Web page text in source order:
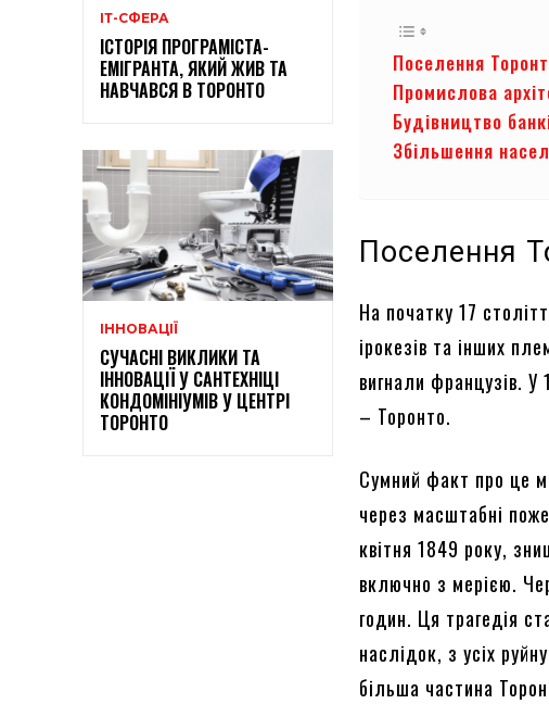
ІТ-СФЕРА
ІСТОРІЯ ПРОГРАМІСТА-
ЕМІГРАНТА, ЯКИЙ ЖИВ ТА
НАВЧАВСЯ В ТОРОНТО
ІННОВАЦІЇ
СУЧАСНІ ВИКЛИКИ ТА
ІННОВАЦІЇ У САНТЕХНІЦІ
КОНДОМІНІУМІВ У ЦЕНТРІ
ТОРОНТО
Поселення
Промислова
Будівництво
Збільшення
Поселення
На початку 17
ірокезів та інших
вигнали французів.
– Торонто.
Сумний факт про це
через масштабні
квітня 1849 року,
включно з мерією.
годин. Ця трагедія
наслідок, з усіх
більша частина